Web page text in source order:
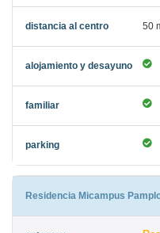
50
Residencia Micampus